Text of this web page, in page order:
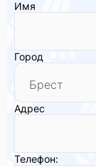
Имя
Город
Адрес
Телефон: